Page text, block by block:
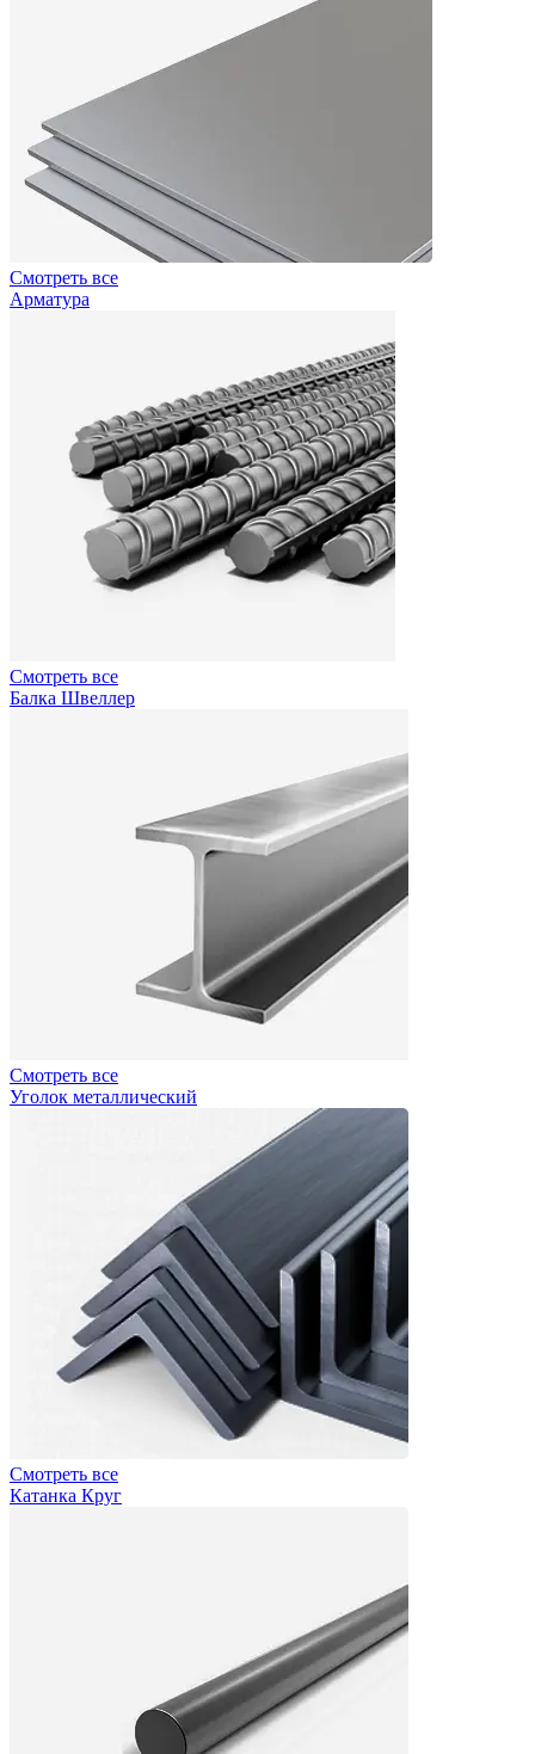
Смотреть все
Арматура
Смотреть все
Балка Швеллер
Смотреть все
Уголок металлический
Смотреть все
Катанка Круг